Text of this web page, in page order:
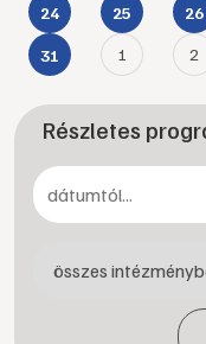
24 25 26
31 1 2
Részletes